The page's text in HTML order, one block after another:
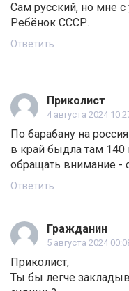
Сам русский, но мне
Ребёнок СССР.
Ответить
Приколист
4 августа 2024
По барабану на
в край быдла там 140
обращать внимание -
Ответить
Гражданин
5 августа 2024
Приколист,
Ты бы легче